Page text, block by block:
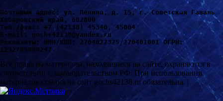
Почтовый адрес: ул. Ленина, д. 15, г. Советская Гавань
Хабаровский край, 682800
Тел./факс: +7 (42138) 45340, 45004
Е-mail: gochs42138@yandex.ru
Реквизиты: ИНН/КПП: 2704022325/270401001 ОГРН:
1132709000247
Все права на материалы, находящиеся на сайте, охраняются в
соответствии с законодательством РФ. При использовании
материалов ссылка на сайт gochs42138.ru обязательна. |